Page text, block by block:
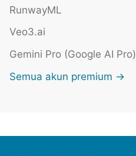
RunwayML
Veo3.ai
Gemini Pro (Google AI Pro)
Semua akun premium →